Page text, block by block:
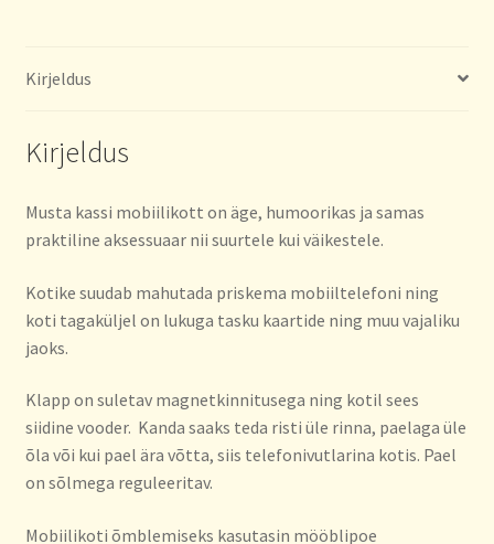
Kirjeldus
Kirjeldus
Musta kassi mobiilikott on äge, humoorikas ja samas
praktiline aksessuaar nii suurtele kui väikestele.
Kotike suudab mahutada priskema mobiiltelefoni ning
koti tagaküljel on lukuga tasku kaartide ning muu vajaliku
jaoks.
Klapp on suletav magnetkinnitusega ning kotil sees
siidine vooder. Kanda saaks teda risti üle rinna, paelaga üle
õla või kui pael ära võtta, siis telefonivutlarina kotis. Pael
on sõlmega reguleeritav.
Mobiilikoti õmblemiseks kasutasin mööblipoe